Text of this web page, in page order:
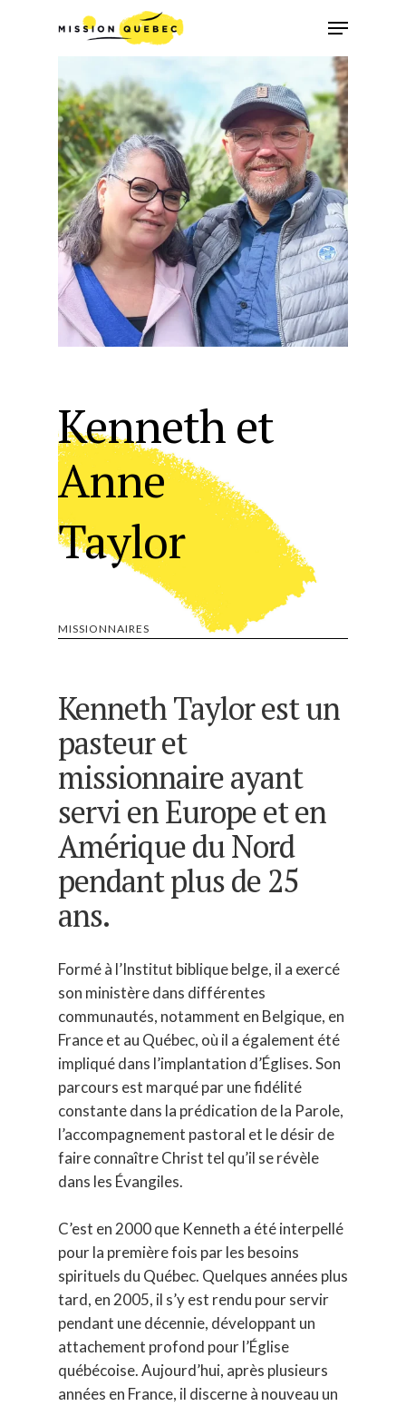
Kenneth et
Anne
Taylor
MISSIONNAIRES
Kenneth Taylor est un
pasteur et
missionnaire ayant
servi en Europe et en
Amérique du Nord
pendant plus de 25
ans.
Formé à l’Institut biblique belge, il a exercé
son ministère dans différentes
communautés, notamment en Belgique, en
France et au Québec, où il a également été
impliqué dans l’implantation d’Églises. Son
parcours est marqué par une fidélité
constante dans la prédication de la Parole,
l’accompagnement pastoral et le désir de
faire connaître Christ tel qu’il se révèle
dans les Évangiles.
C’est en 2000 que Kenneth a été interpellé
pour la première fois par les besoins
spirituels du Québec. Quelques années plus
tard, en 2005, il s’y est rendu pour servir
pendant une décennie, développant un
attachement profond pour l’Église
québécoise. Aujourd’hui, après plusieurs
années en France, il discerne à nouveau un
À PROPOS
NOTRE MISSION
NOTRE ÉQUIPE
LE COLLECTIF
OUVRIERS MISSION
OUVRIERS
10-02
DÉCOUVRIR LE
DONNER
ENGLISH